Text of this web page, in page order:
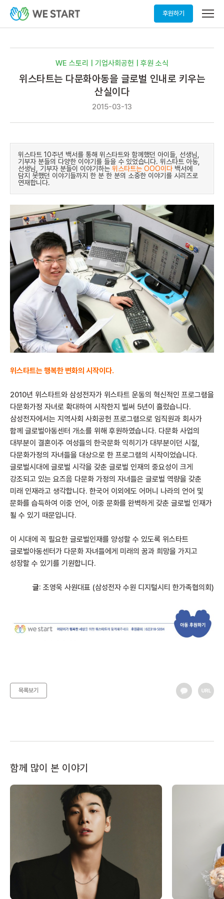
후원하기
메
열
WE 스토리 | 기업사회공헌 | 후원 소식
위스타트는 다문화아동을 글로벌 인내로 키우는
산실이다
2015-03-13
위스타트 10주년 백서를 통해 위스타트와 함께했던 아이들, 선생님,
기부자 분들의 다양한 이야기를 들을 수 있었습니다. 위스타트 아동,
선생님, 기부자 분들이 이야기하는 위스타트는 OOO이다 백서에
담지 못했던 이야기들까지 한 분 한 분의 소중한 이야기를 시리즈로
연재합니다.
위스타트는 행복한 변화의 시작이다.
2010년 위스타트와 삼성전자가 위스타트 운동의 혁신적인 프로그램을
다문화가정 자녀로 확대하여 시작한지 벌써 5년이 흘렀습니다.
삼성전자에서는 지역사회 사회공헌 프로그램으로 임직원과 회사가
함께 글로벌아동센터 개소를 위해 후원하였습니다. 다문화 사업의
대부분이 결혼이주 여성들의 한국문화 익히기가 대부분이던 시절,
다문화가정의 자녀들을 대상으로 한 프로그램의 시작이었습니다.
글로벌시대에 글로벌 시각을 갖춘 글로벌 인재의 중요성이 크게
강조되고 있는 요즈음 다문화 가정의 자녀들은 글로벌 역량을 갖춘
미래 인재라고 생각합니다. 한국어 이외에도 어머니 나라의 언어 및
문화를 습득하여 이중 언어, 이중 문화를 완벽하게 갖춘 글로벌 인재가
될 수 있기 때문입니다.
이 시대에 꼭 필요한 글로벌인재를 양성할 수 있도록 위스타트
글로벌아동센터가 다문화 자녀들에게 미래의 꿈과 희망을 가지고
성장할 수 있기를 기원합니다.
글: 조영욱 사원대표 (삼성전자 수원 디지털시티 한가족협의회)
목록보기
함께 많이 본 이야기